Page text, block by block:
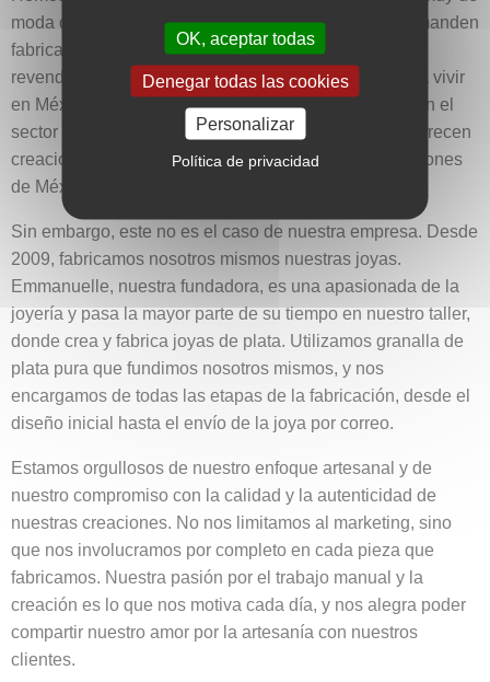
moda que extranjeros compren artesanías locales o manden
fabricar piezas a artesanos locales, con el objetivo de
revenderlas con un margen de ganancia y quedarse a vivir
en México. Esta tendencia es especialmente visible en el
sector de la joyería, donde muchas tiendas en línea ofrecen
creaciones artesanales provenientes de diversas regiones
de México.
Sin embargo, este no es el caso de nuestra empresa. Desde
2009, fabricamos nosotros mismos nuestras joyas.
Emmanuelle, nuestra fundadora, es una apasionada de la
joyería y pasa la mayor parte de su tiempo en nuestro taller,
donde crea y fabrica joyas de plata. Utilizamos granalla de
plata pura que fundimos nosotros mismos, y nos
encargamos de todas las etapas de la fabricación, desde el
diseño inicial hasta el envío de la joya por correo.
Estamos orgullosos de nuestro enfoque artesanal y de
nuestro compromiso con la calidad y la autenticidad de
nuestras creaciones. No nos limitamos al marketing, sino
que nos involucramos por completo en cada pieza que
fabricamos. Nuestra pasión por el trabajo manual y la
creación es lo que nos motiva cada día, y nos alegra poder
compartir nuestro amor por la artesanía con nuestros
clientes.
OK, aceptar todas
Denegar todas las cookies
Personalizar
Política de privacidad